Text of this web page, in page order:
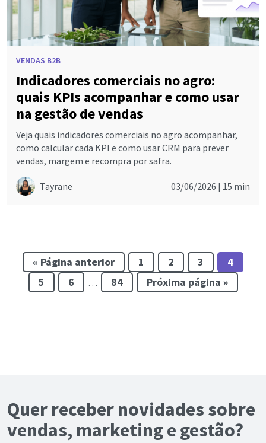
VENDAS B2B
Indicadores comerciais no agro:
quais KPIs acompanhar e como usar
na gestão de vendas
Veja quais indicadores comerciais no agro acompanhar,
como calcular cada KPI e como usar CRM para prever
vendas, margem e recompra por safra.
Tayrane 03/06/2026 | 15 min
« Página anterior 1 2 3
4
5
6 … 84 Próxima página »
Quer receber novidades sobre
vendas, marketing e gestão?